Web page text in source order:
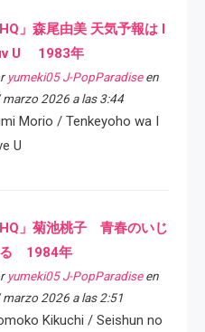
HQ」森尾由美 天気予報は I
U 1983年
yumeki05 J-PopParadiseen
marzo 2026 a las 3:44
Morio / Tenkeyoho wa I
U
HQ」菊池桃子 青春のいじ
1984年
yumeki05 J-PopParadiseen
marzo 2026 a las 2:51
Kikuchi / Seishun no